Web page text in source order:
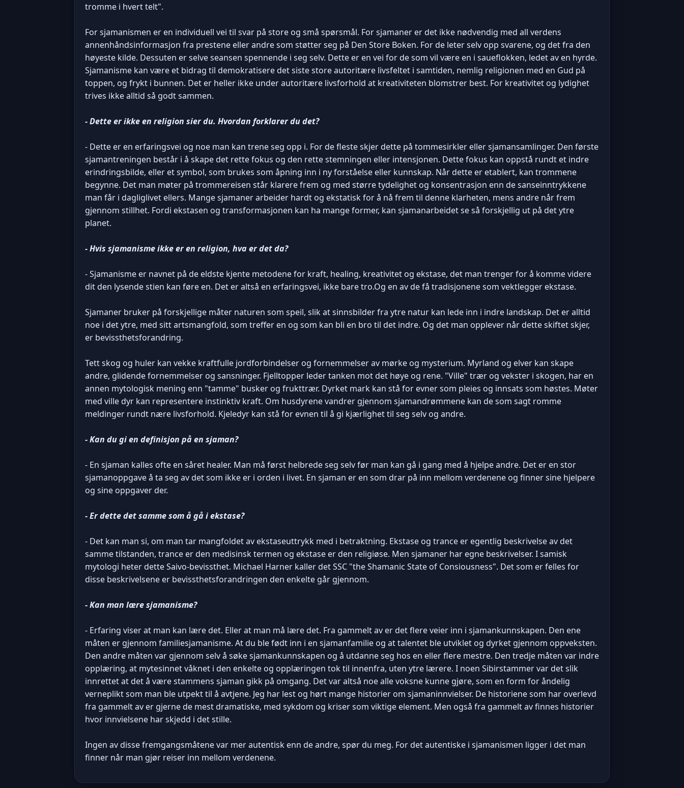
tromme i hvert telt".
For sjamanismen er en individuell vei til svar på store og små spørsmål. For sjamaner er det ikke nødvendig med all verdens
annenhåndsinformasjon fra prestene eller andre som støtter seg på Den Store Boken. For de leter selv opp svarene, og det fra den
høyeste kilde. Dessuten er selve seansen spennende i seg selv. Dette er en vei for de som vil være en i saueflokken, ledet av en hyrde.
Sjamanisme kan være et bidrag til demokratisere det siste store autoritære livsfeltet i samtiden, nemlig religionen med en Gud på
toppen, og frykt i bunnen. Det er heller ikke under autoritære livsforhold at kreativiteten blomstrer best. For kreativitet og lydighet
trives ikke alltid så godt sammen.
- Dette er ikke en religion sier du. Hvordan forklarer du det?
- Dette er en erfaringsvei og noe man kan trene seg opp i. For de fleste skjer dette på tommesirkler eller sjamansamlinger. Den første
sjamantreningen består i å skape det rette fokus og den rette stemningen eller intensjonen. Dette fokus kan oppstå rundt et indre
erindringsbilde, eller et symbol, som brukes som åpning inn i ny forståelse eller kunnskap. Når dette er etablert, kan trommene
begynne. Det man møter på trommereisen står klarere frem og med større tydelighet og konsentrasjon enn de sanseinntrykkene
man får i dagliglivet ellers. Mange sjamaner arbeider hardt og ekstatisk for å nå frem til denne klarheten, mens andre når frem
gjennom stillhet. Fordi ekstasen og transformasjonen kan ha mange former, kan sjamanarbeidet se så forskjellig ut på det ytre
planet.
- Hvis sjamanisme ikke er en religion, hva er det da?
- Sjamanisme er navnet på de eldste kjente metodene for kraft, healing, kreativitet og ekstase, det man trenger for å komme videre
dit den lysende stien kan føre en. Det er altså en erfaringsvei, ikke bare tro.Og en av de få tradisjonene som vektlegger ekstase.
Sjamaner bruker på forskjellige måter naturen som speil, slik at sinnsbilder fra ytre natur kan lede inn i indre landskap. Det er alltid
noe i det ytre, med sitt artsmangfold, som treffer en og som kan bli en bro til det indre. Og det man opplever når dette skiftet skjer,
er bevissthetsforandring.
Tett skog og huler kan vekke kraftfulle jordforbindelser og fornemmelser av mørke og mysterium. Myrland og elver kan skape
andre, glidende fornemmelser og sansninger. Fjelltopper leder tanken mot det høye og rene. "Ville" trær og vekster i skogen, har en
annen mytologisk mening enn "tamme" busker og frukttrær. Dyrket mark kan stå for evner som pleies og innsats som høstes. Møter
med ville dyr kan representere instinktiv kraft. Om husdyrene vandrer gjennom sjamandrømmene kan de som sagt romme
meldinger rundt nære livsforhold. Kjeledyr kan stå for evnen til å gi kjærlighet til seg selv og andre.
- Kan du gi en definisjon på en sjaman?
- En sjaman kalles ofte en såret healer. Man må først helbrede seg selv før man kan gå i gang med å hjelpe andre. Det er en stor
sjamanoppgave å ta seg av det som ikke er i orden i livet. En sjaman er en som drar på inn mellom verdenene og finner sine hjelpere
og sine oppgaver der.
- Er dette det samme som å gå i ekstase?
- Det kan man si, om man tar mangfoldet av ekstaseuttrykk med i betraktning. Ekstase og trance er egentlig beskrivelse av det
samme tilstanden, trance er den medisinsk termen og ekstase er den religiøse. Men sjamaner har egne beskrivelser. I samisk
mytologi heter dette Saivo-bevissthet. Michael Harner kaller det SSC "the Shamanic State of Consiousness". Det som er felles for
disse beskrivelsene er bevissthetsforandringen den enkelte går gjennom.
- Kan man lære sjamanisme?
- Erfaring viser at man kan lære det. Eller at man må lære det. Fra gammelt av er det flere veier inn i sjamankunnskapen. Den ene
måten er gjennom familiesjamanisme. At du ble født inn i en sjamanfamilie og at talentet ble utviklet og dyrket gjennom oppveksten.
Den andre måten var gjennom selv å søke sjamankunnskapen og å utdanne seg hos en eller flere mestre. Den tredje måten var indre
opplæring, at mytesinnet våknet i den enkelte og opplæringen tok til innenfra, uten ytre lærere. I noen Sibirstammer var det slik
innrettet at det å være stammens sjaman gikk på omgang. Det var altså noe alle voksne kunne gjøre, som en form for åndelig
verneplikt som man ble utpekt til å avtjene. Jeg har lest og hørt mange historier om sjamaninnvielser. De historiene som har overlevd
fra gammelt av er gjerne de mest dramatiske, med sykdom og kriser som viktige element. Men også fra gammelt av finnes historier
hvor innvielsene har skjedd i det stille.
Ingen av disse fremgangsmåtene var mer autentisk enn de andre, spør du meg. For det autentiske i sjamanismen ligger i det man
finner når man gjør reiser inn mellom verdenene.